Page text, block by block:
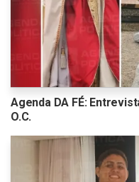
Agenda DA FÉ:
O.C.